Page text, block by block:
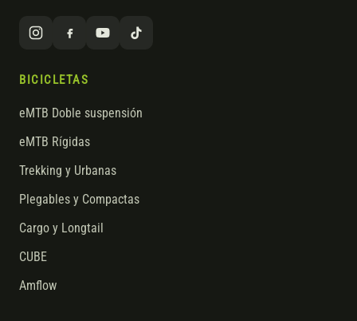
BICICLETAS
eMTB Doble suspensión
eMTB Rígidas
Trekking y Urbanas
Plegables y Compactas
Cargo y Longtail
CUBE
Amflow